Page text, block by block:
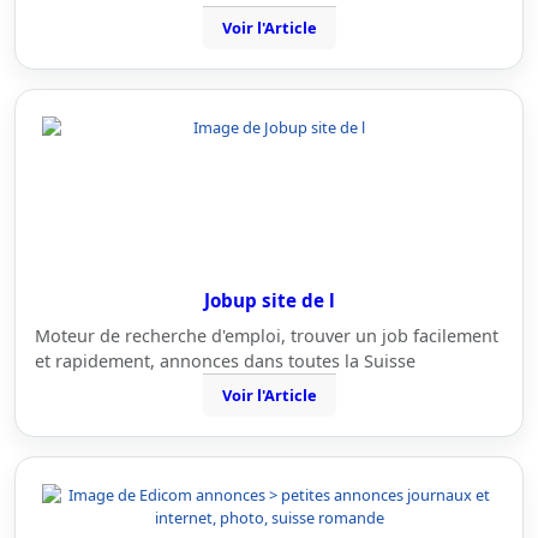
Voir l'Article
Jobup site de l
Moteur de recherche d'emploi, trouver un job facilement
et rapidement, annonces dans toutes la Suisse
Voir l'Article